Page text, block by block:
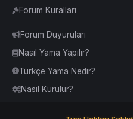
Forum Kuralları
Forum Duyuruları
Nasıl Yama Yapılır?
Türkçe Yama Nedir?
Nasıl Kurulur?